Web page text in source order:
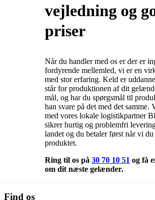
vejledning og
priser
Når du handler med os er der er
fordyrende mellemled, vi er en
med stor erfaring. Keld er
står for produktionen af dit
mål, og har du spørgsmål til
han svare på det med det samme.
med vores lokale logistikpartner
sikrer hurtig og problemfri
landet og du betaler først når vi
produktet.
Ring til os på 30 70 10 51 og få
om dit næste gelænder.
Find os